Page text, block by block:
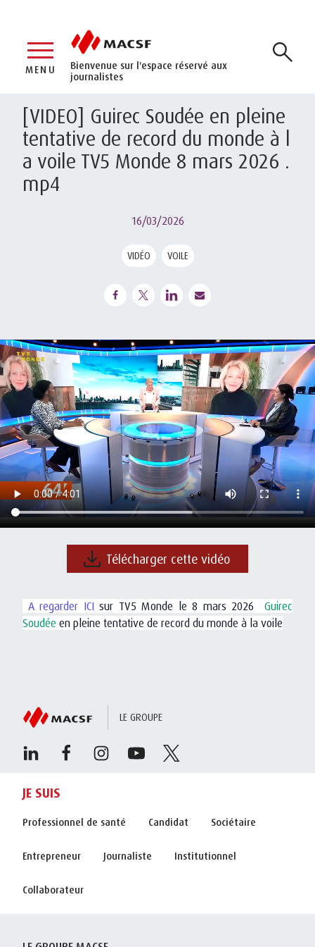
Bienvenue sur l'espace réservé aux
journalistes
MENU
[VIDEO] Guirec Soudée en pleine
tentative de record du monde à l
a voile TV5 Monde 8 mars 2026 .
mp4
16/03/2026
VIDÉO VOILE
Télécharger cette vidéo
A regarder ICI sur TV5 Monde le 8 mars 2026
Guirec
Soudée en pleine tentative de record du monde à la voile
LE GROUPE
JE SUIS
Professionnel de santé Candidat Sociétaire
Entrepreneur Journaliste Institutionnel
Collaborateur